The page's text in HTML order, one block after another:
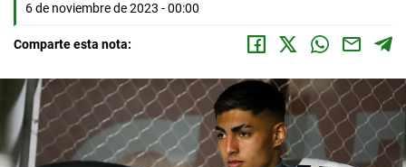
6 de noviembre de 2023 - 00:00
Comparte esta nota: